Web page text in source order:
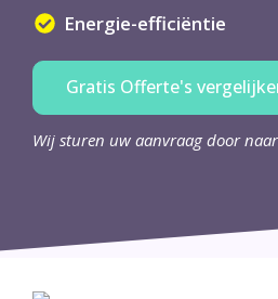
Energie-efficiëntie
Gratis Offerte's
Wij sturen uw aanvraag door